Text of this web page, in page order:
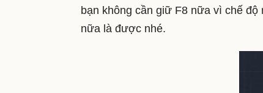
bạn không cần giữ F8 nữa vì chế
nữa là được nhé.